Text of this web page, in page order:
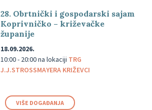
28. Obrtnički i gospodarski sajam
Koprivničko – križevačke
županije
18.09.2026.
10:00 - 20:00na lokaciji TRG
J.J.STROSSMAYERA KRIŽEVCI
VIŠE DOGAĐANJA